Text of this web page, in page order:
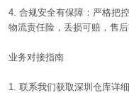
4. 合规安全有保障：严格把
物流责任险，丢损可赔，售
业务对接指南
1. 联系我们获取深圳仓库详